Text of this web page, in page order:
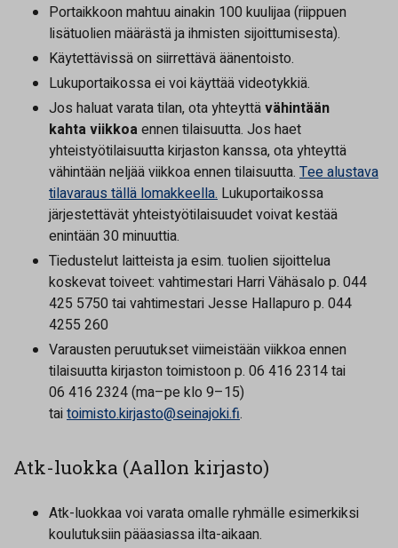
Portaikkoon mahtuu ainakin 100 kuulijaa (riippuen
lisätuolien määrästä ja ihmisten sijoittumisesta).
Käytettävissä on siirrettävä äänentoisto.
Lukuportaikossa ei voi käyttää videotykkiä.
Jos haluat varata tilan, ota yhteyttävähintään
kahta viikkoaennen tilaisuutta. Jos haet
yhteistyötilaisuutta kirjaston kanssa, ota yhteyttä
vähintään neljää viikkoa ennen tilaisuutta. Tee alustava
tilavaraus tällä lomakkeella. Lukuportaikossa
järjestettävät yhteistyötilaisuudet voivat kestää
enintään 30 minuuttia.
Tiedustelut laitteista ja esim. tuolien sijoittelua
koskevat toiveet: vahtimestari Harri Vähäsalo p. 044
425 5750 tai vahtimestari Jesse Hallapuro p. 044
4255 260
Varausten peruutukset viimeistään viikkoa ennen
tilaisuutta kirjaston toimistoon p. 06 416 2314 tai
06 416 2324 (ma–pe klo 9–15)
taitoimisto.kirjasto@seinajoki.fi.
Atk-luokka (Aallon kirjasto)
Atk-luokkaa voi varata omalle ryhmälle esimerkiksi
koulutuksiin pääasiassa ilta-aikaan.